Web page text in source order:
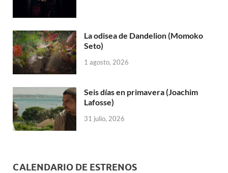
La odisea de Dandelion (Momoko
Seto)
1 agosto, 2026
Seis días en primavera (Joachim
Lafosse)
31 julio, 2026
CALENDARIO DE ESTRENOS